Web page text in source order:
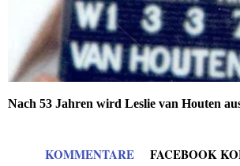
Nach 53 Jahren wird Leslie van Houten
KOMMENTARE FACEBOOK